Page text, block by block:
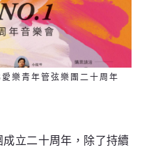
樂青年管弦樂團二十周年
立二十周年，除了持續